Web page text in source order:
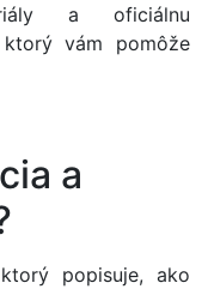
a oficiálnu
vám pomôže
a
popisuje, ako